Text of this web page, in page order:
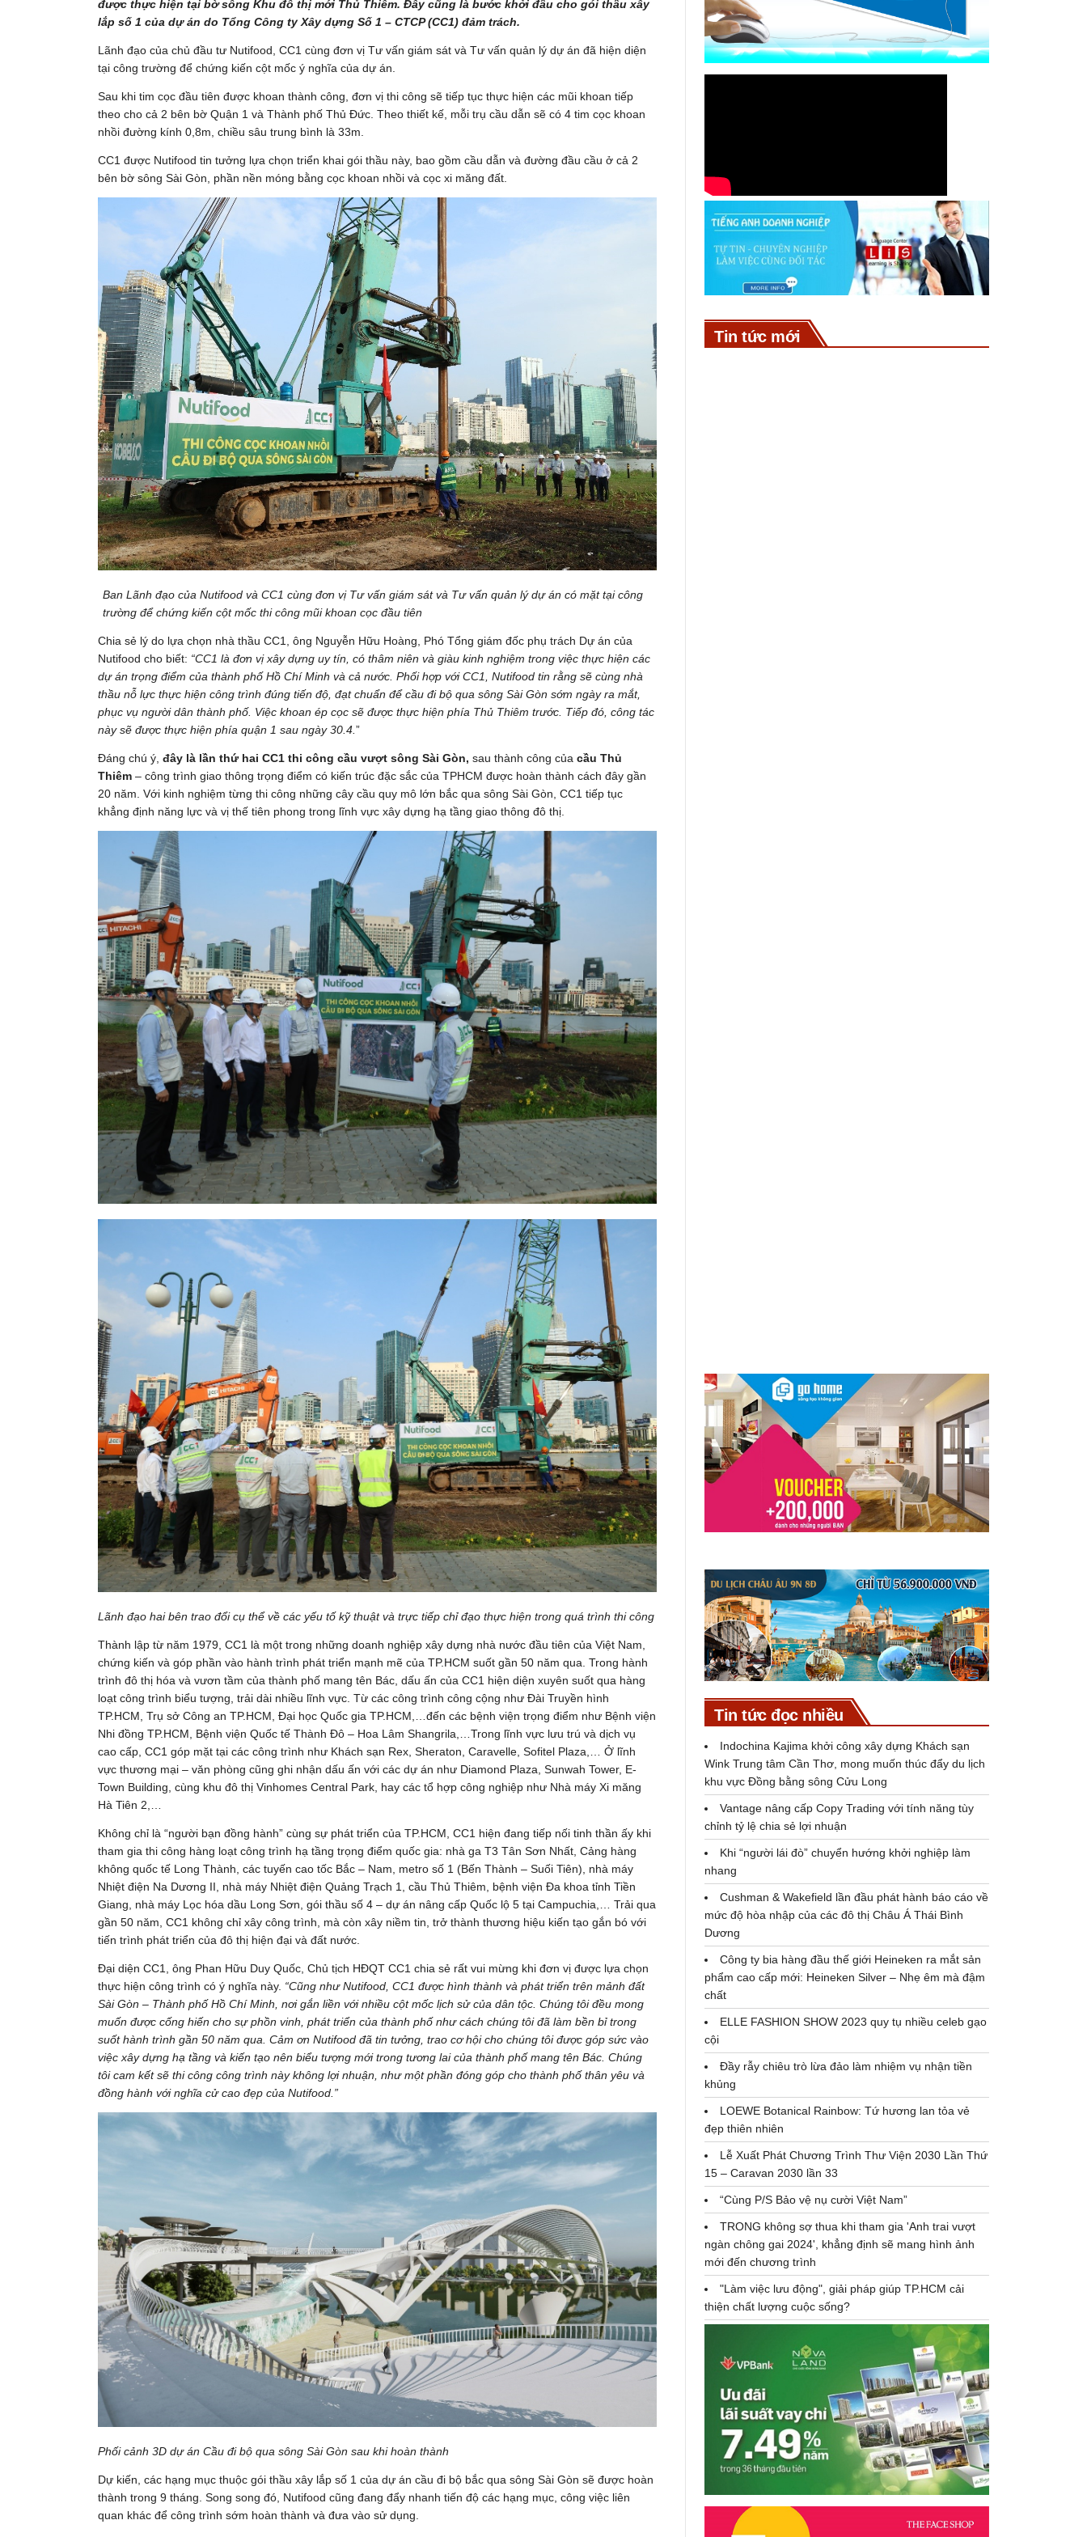
được thực hiện tại bờ sông Khu đô thị mới Thủ Thiêm. Đây cũng là bước khởi đầu cho gói thầu xây
lắp số 1 của dự án do Tổng Công ty Xây dựng Số 1 – CTCP (CC1) đảm trách.
Lãnh đạo của chủ đầu tư Nutifood, CC1 cùng đơn vị Tư vấn giám sát và Tư vấn quản lý dự án đã hiện diện
tại công trường để chứng kiến cột mốc ý nghĩa của dự án.
Sau khi tim cọc đầu tiên được khoan thành công, đơn vị thi công sẽ tiếp tục thực hiện các mũi khoan tiếp
theo cho cả 2 bên bờ Quận 1 và Thành phố Thủ Đức. Theo thiết kế, mỗi trụ cầu dẫn sẽ có 4 tim cọc khoan
nhồi đường kính 0,8m, chiều sâu trung bình là 33m.
CC1 được Nutifood tin tưởng lựa chọn triển khai gói thầu này, bao gồm cầu dẫn và đường đầu cầu ở cả 2
bên bờ sông Sài Gòn, phần nền móng bằng cọc khoan nhồi và cọc xi măng đất.
Ban Lãnh đạo của Nutifood và CC1 cùng đơn vị Tư vấn giám sát và Tư vấn quản lý dự án có mặt tại công
trường để chứng kiến cột mốc thi công mũi khoan cọc đầu tiên
Chia sẻ lý do lựa chọn nhà thầu CC1, ông Nguyễn Hữu Hoàng, Phó Tổng giám đốc phụ trách Dự án của
Nutifood cho biết: “CC1 là đơn vị xây dựng uy tín, có thâm niên và giàu kinh nghiệm trong việc thực hiện các
dự án trọng điểm của thành phố Hồ Chí Minh và cả nước. Phối hợp với CC1, Nutifood tin rằng sẽ cùng nhà
thầu nỗ lực thực hiện công trình đúng tiến độ, đạt chuẩn để cầu đi bộ qua sông Sài Gòn sớm ngày ra mắt,
phục vụ người dân thành phố. Việc khoan ép cọc sẽ được thực hiện phía Thủ Thiêm trước. Tiếp đó, công tác
này sẽ được thực hiện phía quận 1 sau ngày 30.4. ”
Đáng chú ý, đây là lần thứ hai CC1 thi công cầu vượt sông Sài Gòn, sau thành công của cầu Thủ
Thiêm– công trình giao thông trọng điểm có kiến trúc đặc sắc của TPHCM được hoàn thành cách đây gần
20 năm. Với kinh nghiệm từng thi công những cây cầu quy mô lớn bắc qua sông Sài Gòn, CC1 tiếp tục
khẳng định năng lực và vị thế tiên phong trong lĩnh vực xây dựng hạ tầng giao thông đô thị.
Lãnh đạo hai bên trao đổi cụ thể về các yếu tố kỹ thuật và trực tiếp chỉ đạo thực hiện trong quá trình thi công
Thành lập từ năm 1979, CC1 là một trong những doanh nghiệp xây dựng nhà nước đầu tiên của Việt Nam,
chứng kiến và góp phần vào hành trình phát triển mạnh mẽ của TP.HCM suốt gần 50 năm qua. Trong hành
trình đô thị hóa và vươn tầm của thành phố mang tên Bác, dấu ấn của CC1 hiện diện xuyên suốt qua hàng
loạt công trình biểu tượng, trải dài nhiều lĩnh vực. Từ các công trình công cộng như Đài Truyền hình
TP.HCM, Trụ sở Công an TP.HCM, Đại học Quốc gia TP.HCM,…đến các bệnh viện trọng điểm như Bệnh viện
Nhi đồng TP.HCM, Bệnh viện Quốc tế Thành Đô – Hoa Lâm Shangrila,…Trong lĩnh vực lưu trú và dịch vụ
cao cấp, CC1 góp mặt tại các công trình như Khách sạn Rex, Sheraton, Caravelle, Sofitel Plaza,… Ở lĩnh
vực thương mại – văn phòng cũng ghi nhận dấu ấn với các dự án như Diamond Plaza, Sunwah Tower, E-
Town Building, cùng khu đô thị Vinhomes Central Park, hay các tổ hợp công nghiệp như Nhà máy Xi măng
Hà Tiên 2,…
Không chỉ là “người bạn đồng hành” cùng sự phát triển của TP.HCM, CC1 hiện đang tiếp nối tinh thần ấy khi
tham gia thi công hàng loạt công trình hạ tầng trọng điểm quốc gia: nhà ga T3 Tân Sơn Nhất, Cảng hàng
không quốc tế Long Thành, các tuyến cao tốc Bắc – Nam, metro số 1 (Bến Thành – Suối Tiên), nhà máy
Nhiệt điện Na Dương II, nhà máy Nhiệt điện Quảng Trạch 1, cầu Thủ Thiêm, bệnh viện Đa khoa tỉnh Tiền
Giang, nhà máy Lọc hóa dầu Long Sơn, gói thầu số 4 – dự án nâng cấp Quốc lộ 5 tại Campuchia,… Trải qua
gần 50 năm, CC1 không chỉ xây công trình, mà còn xây niềm tin, trở thành thương hiệu kiến tạo gắn bó với
tiến trình phát triển của đô thị hiện đại và đất nước.
Đại diện CC1, ông Phan Hữu Duy Quốc, Chủ tịch HĐQT CC1 chia sẻ rất vui mừng khi đơn vị được lựa chọn
thực hiện công trình có ý nghĩa này. “Cũng như Nutifood, CC1 được hình thành và phát triển trên mảnh đất
Sài Gòn – Thành phố Hồ Chí Minh, nơi gắn liền với nhiều cột mốc lịch sử của dân tộc. Chúng tôi đều mong
muốn được cống hiến cho sự phồn vinh, phát triển của thành phố như cách chúng tôi đã làm bền bỉ trong
suốt hành trình gần 50 năm qua. Cảm ơn Nutifood đã tin tưởng, trao cơ hội cho chúng tôi được góp sức vào
việc xây dựng hạ tầng và kiến tạo nên biểu tượng mới trong tương lai của thành phố mang tên Bác. Chúng
tôi cam kết sẽ thi công công trình này không lợi nhuận, như một phần đóng góp cho thành phố thân yêuvà
đồng hành với nghĩa cử cao đẹp của Nutifood.”
Phối cảnh 3D dự án Cầu đi bộ qua sông Sài Gòn sau khi hoàn thành
Dự kiến, các hạng mục thuộc gói thầu xây lắp số 1 của dự án cầu đi bộ bắc qua sông Sài Gòn sẽ được hoàn
thành trong 9 tháng. Song song đó, Nutifood cũng đang đẩy nhanh tiến độ các hạng mục, công việc liên
quan khác để công trình sớm hoàn thành và đưa vào sử dụng.
Tin tức mới
Tin tức đọc nhiều
Indochina Kajima khởi công xây dựng Khách sạn
Wink Trung tâm Cần Thơ, mong muốn thúc đẩy du lịch
khu vực Đồng bằng sông Cửu Long
Vantage nâng cấp Copy Trading với tính năng tùy
chỉnh tỷ lệ chia sẻ lợi nhuận
Khi “người lái đò” chuyển hướng khởi nghiệp làm
nhang
Cushman & Wakefield lần đầu phát hành báo cáo về
mức độ hòa nhập của các đô thị Châu Á Thái Bình
Dương
Công ty bia hàng đầu thế giới Heineken ra mắt sản
phẩm cao cấp mới: Heineken Silver – Nhẹ êm mà đậm
chất
ELLE FASHION SHOW 2023 quy tụ nhiều celeb gạo
cội
Đầy rẫy chiêu trò lừa đảo làm nhiệm vụ nhận tiền
khủng
LOEWE Botanical Rainbow: Tứ hương lan tỏa vẻ
đẹp thiên nhiên
Lễ Xuất Phát Chương Trình Thư Viện 2030 Lần Thứ
15 – Caravan 2030 lần 33
“Cùng P/S Bảo vệ nụ cười Việt Nam”
TRONG không sợ thua khi tham gia 'Anh trai vượt
ngàn chông gai 2024', khẳng định sẽ mang hình ảnh
mới đến chương trình
"Làm việc lưu động", giải pháp giúp TP.HCM cải
thiện chất lượng cuộc sống?